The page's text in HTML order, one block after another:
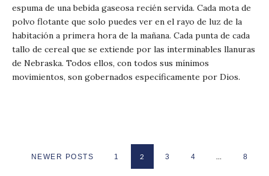
espuma de una bebida gaseosa recién servida. Cada mota de
polvo flotante que solo puedes ver en el rayo de luz de la
habitación a primera hora de la mañana. Cada punta de cada
tallo de cereal que se extiende por las interminables llanuras
de Nebraska. Todos ellos, con todos sus mínimos
movimientos, son gobernados específicamente por Dios.
NEWER POSTS 1 2 3 4 … 8